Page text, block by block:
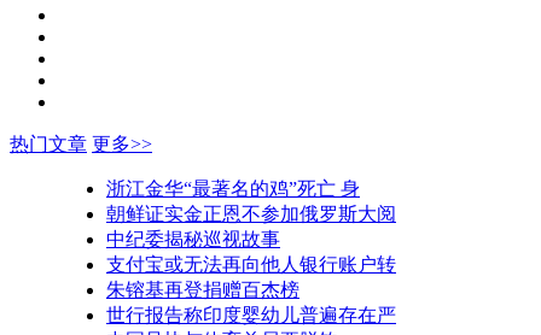
热门文章 更多>>
浙江金华“最著名的鸡”死亡 身
朝鲜证实金正恩不参加俄罗斯大阅
中纪委揭秘巡视故事
支付宝或无法再向他人银行账户转
朱镕基再登捐赠百杰榜
世行报告称印度婴幼儿普遍存在严